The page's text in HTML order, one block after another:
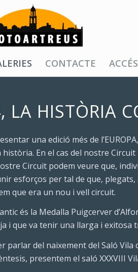
CONTACTE
LA HISTÒRIA
una edició més de
En el cas del nostre
Circuit podem veure que,
esforços per tal de que,
que era un nou i vell circuit.
és la Medalla Puigcerver
i que va tenir una llarga i
parlar del naixement del Saló
presentem el saló XXXVIII